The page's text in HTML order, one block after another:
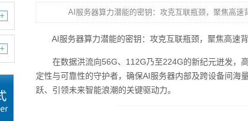
AI服务器算力潜能的密钥：攻克互联瓶颈，聚焦高
AI服务器算力潜能的密钥：攻克互联瓶颈，聚焦高速背
在数据洪流向56G、112G乃至224G的新纪元迸发，高
定性与可靠性的守护者，确保AI服务器内部及跨设备间海
跃、引领未来智能浪潮的关键驱动力。